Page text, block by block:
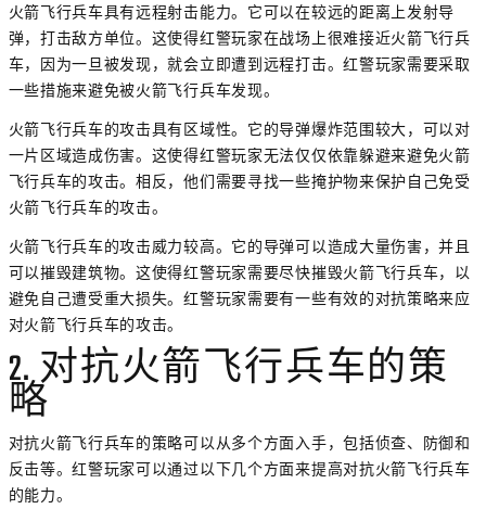
火箭飞行兵车具有远程射击能力。它可以在较远的距离上发射导
弹，打击敌方单位。这使得红警玩家在战场上很难接近火箭飞行兵
车，因为一旦被发现，就会立即遭到远程打击。红警玩家需要采取
一些措施来避免被火箭飞行兵车发现。
火箭飞行兵车的攻击具有区域性。它的导弹爆炸范围较大，可以对
一片区域造成伤害。这使得红警玩家无法仅仅依靠躲避来避免火箭
飞行兵车的攻击。相反，他们需要寻找一些掩护物来保护自己免受
火箭飞行兵车的攻击。
火箭飞行兵车的攻击威力较高。它的导弹可以造成大量伤害，并且
可以摧毁建筑物。这使得红警玩家需要尽快摧毁火箭飞行兵车，以
避免自己遭受重大损失。红警玩家需要有一些有效的对抗策略来应
对火箭飞行兵车的攻击。
2. 对抗火箭飞行兵车的策
略
对抗火箭飞行兵车的策略可以从多个方面入手，包括侦查、防御和
反击等。红警玩家可以通过以下几个方面来提高对抗火箭飞行兵车
的能力。